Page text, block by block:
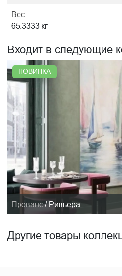
Вес
65.3333 кг
Входит в следующие
НОВИНКА
Прованс / Ривьера
Другие товары